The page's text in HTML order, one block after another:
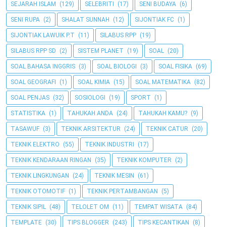
SEJARAH ISLAM (129) SELEBRITI (17) SENI BUDAYA (6)
SENI RUPA (2) SHALAT SUNNAH (12) SIJONTIAK FC (1)
SIJONTIAK LAWUIK P.T (11) SILABUS RPP (19)
SILABUS RPP SD (2) SISTEM PLANET (19) SOAL (20)
SOAL BAHASA INGGRIS (3) SOAL BIOLOGI (3) SOAL FISIKA (69)
SOAL GEOGRAFI (1) SOAL KIMIA (15) SOAL MATEMATIKA (82)
SOAL PENJAS (32) SOSIOLOGI (19) SPORT (1)
STATISTIKA (1) TAHUKAH ANDA (24) TAHUKAH KAMU? (9)
TASAWUF (3) TEKNIK ARSITEKTUR (24) TEKNIK CATUR (20)
TEKNIK ELEKTRO (55) TEKNIK INDUSTRI (17)
TEKNIK KENDARAAN RINGAN (35) TEKNIK KOMPUTER (2)
TEKNIK LINGKUNGAN (24) TEKNIK MESIN (61)
TEKNIK OTOMOTIF (1) TEKNIK PERTAMBANGAN (5)
TEKNIK SIPIL (48) TELOLET OM (11) TEMPAT WISATA (84)
TEMPLATE (30) TIPS BLOGGER (243) TIPS KECANTIKAN (8)